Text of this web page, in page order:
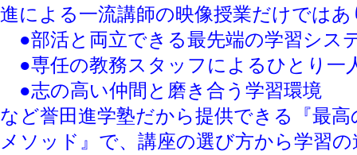
進による一流講師の映像授業だけでは
●部活と両立できる最先端の学習シス
●専任の教務スタッフによるひとり一
●志の高い仲間と磨き合う学習環境
など誉田進学塾だから提供できる『最
メソッド』で、講座の選び方から学習